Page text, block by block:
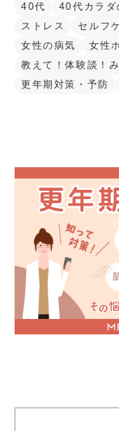
40代 40代カラダ
ストレス
セルフ
女性の病気
女性
教えて！体験談！
更年期対策・予防